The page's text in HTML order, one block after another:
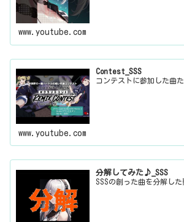
www.youtube.com
Contest_SSS
コンテストに参加した曲
www.youtube.com
分解してみた♪_SSS
SSSの創った曲を分解し